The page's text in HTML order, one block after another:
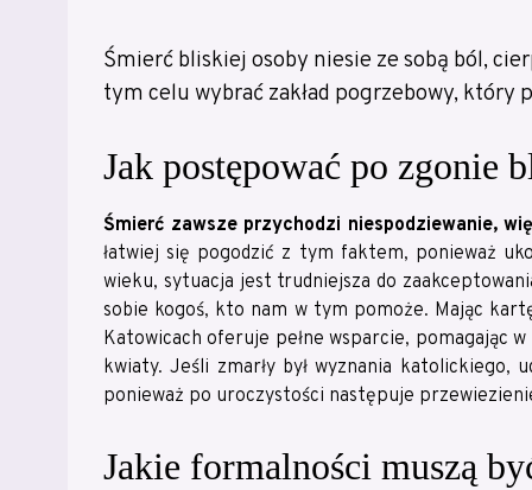
Śmierć bliskiej osoby niesie ze sobą ból,
tym celu wybrać zakład pogrzebowy,
Jak postępować po zgonie
Śmierć zawsze przychodzi niespodziewanie,
łatwiej się pogodzić z tym faktem, ponieważ
wieku, sytuacja jest trudniejsza do
sobie kogoś, kto nam w tym pomoże. Mając
Katowicach oferuje pełne wsparcie, pomagając
kwiaty. Jeśli zmarły był wyznania
ponieważ po uroczystości następuje
Jakie formalności muszą